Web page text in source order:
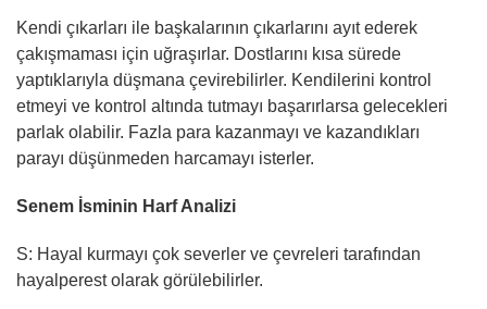
Kendi çıkarları ile başkalarının çıkarlarını ayıt ederek
çakışmaması için uğraşırlar. Dostlarını kısa sürede
yaptıklarıyla düşmana çevirebilirler. Kendilerini kontrol
etmeyi ve kontrol altında tutmayı başarırlarsa gelecekleri
parlak olabilir. Fazla para kazanmayı ve kazandıkları
parayı düşünmeden harcamayı isterler.
Senem İsminin Harf Analizi
S: Hayal kurmayı çok severler ve çevreleri tarafından
hayalperest olarak görülebilirler.